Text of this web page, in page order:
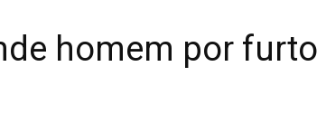
homem por furto